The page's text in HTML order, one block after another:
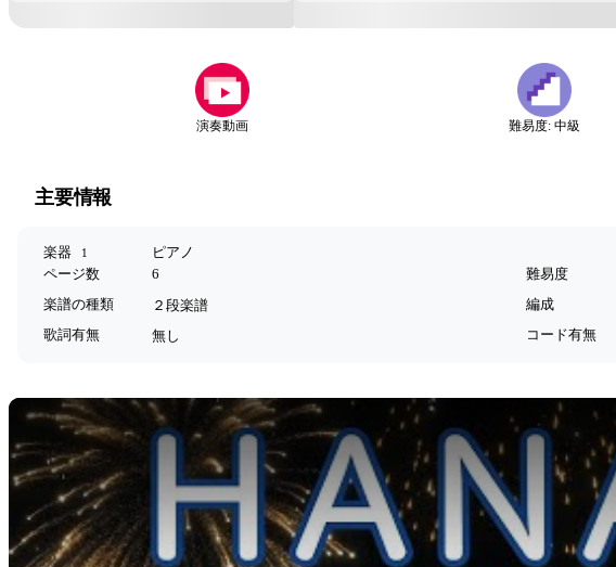
演奏動画 難易度: 中級
主要情報
楽器 1
ピアノ
ページ数
6 難易度
楽譜の種類
２段楽譜 編成
歌詞有無
無し コード有無